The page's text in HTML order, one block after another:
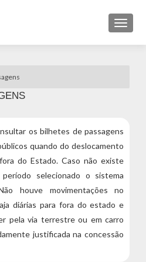
Toggle
os bilhetes de passagens
quando do deslocamento
do Estado. Caso não existe
selecionado o sistema
houve movimentações no
diárias para fora do estado e
pela via terrestre ou em carro
justificada na concessão